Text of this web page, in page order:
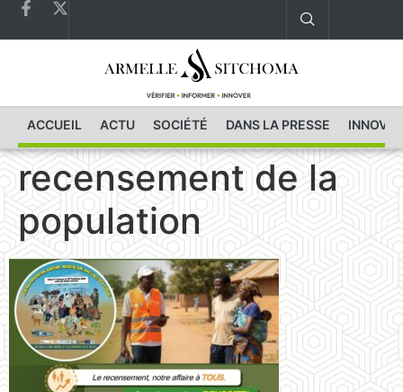
ACCUEIL ACTU SOCIÉTÉ DANS LA PRESSE
recensement de la
population